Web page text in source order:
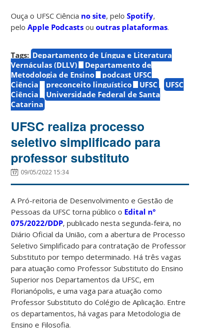
Ouça o UFSC Ciência no site, peloSpotify,
peloApple Podcasts ououtras plataformas.
Tags: Departamento de Língua e Literatura
Vernáculas (DLLV)
Departamento de
Metodologia de Ensino
podcast UFSC
Ciência
preconceito linguístico UFSC
UFSC
Ciência
Universidade Federal de Santa
Catarina
UFSC realiza processo
seletivo simplificado para
professor substituto
09/05/2022 15:34
A Pró-reitoria de Desenvolvimento e Gestão de
Pessoas da UFSC torna público o Edital nº
075/2022/DDP, publicado nesta segunda-feira, no
Diário Oficial da União, com a abertura de Processo
Seletivo Simplificado para contratação de Professor
Substituto por tempo determinado. Há três vagas
para atuação como Professor Substituto do Ensino
Superior nos Departamentos da UFSC, em
Florianópolis, e uma vaga para atuação como
Professor Substituto do Colégio de Aplicação. Entre
os departamentos, há vagas para Metodologia de
Ensino e Filosofia.